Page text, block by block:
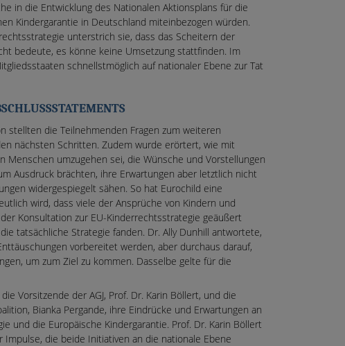
in die Entwicklung des Nationalen Aktionsplans für die
Kindergarantie in Deutschland miteinbezogen würden.
unterstrich sie, dass das Scheitern der
bedeute, es könne keine Umsetzung stattfinden. Im
schnellstmöglich auf nationaler Ebene zur Tat
stellten die Teilnehmenden Fragen zum weiteren
nächsten Schritten. Zudem wurde erörtert, wie mit
Menschen umzugehen sei, die Wünsche und Vorstellungen
Ausdruck brächten, ihre Erwartungen aber letztlich nicht
widergespiegelt sähen. So hat Eurochild eine
wird, dass viele der Ansprüche von Kindern und
Konsultation zur EU-Kinderrechtsstrategie geäußert
tatsächliche Strategie fanden. Dr. Ally Dunhill antwortete,
vorbereitet werden, aber durchaus darauf,
um zum Ziel zu kommen. Dasselbe gelte für die
Vorsitzende der AGJ, Prof. Dr. Karin Böllert, und die
Bianka Pergande, ihre Eindrücke und Erwartungen an
und die Europäische Kindergarantie. Prof. Dr. Karin Böllert
die beide Initiativen an die nationale Ebene